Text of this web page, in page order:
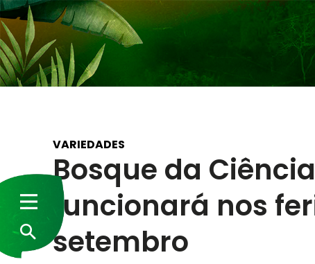
VARIEDADES
Bosque da
funcionará nos
setembro